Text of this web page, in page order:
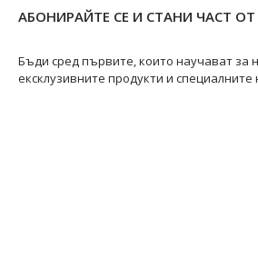
Гривни
Магазини
Ремонт на бижута
Видове перли
АБОНИРАЙТЕ СЕ И СТАНИ ЧАСТ
Бъди сред първите, които научават за
ексклузивните продукти и